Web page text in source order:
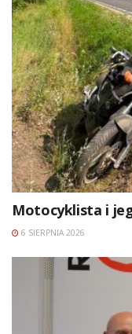
Motocyklista i
6 SIERPNIA 2026